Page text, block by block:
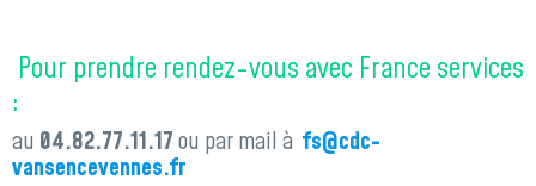
Pour prendre rendez-vous avec France services
:
au 04.82.77.11.17ou par mail à fs@cdc-
vansencevennes.fr